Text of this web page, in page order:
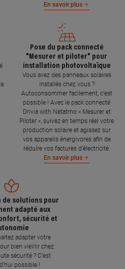
En savoir plus
Pose du pack connecté
"Mesurer et piloter" pour
installation photovoltaïque
Vous avez des panneaux solaires
installés chez vous ?
Autoconsommer facilement, c’est
possible ! Avec le pack connecté
Drivia with Netatmo « Mesurer et
Piloter », suivez en temps réel votre
production solaire et agissez sur
vos appareils énergivores afin de
réduire vos factures d’électricité.
En savoir plus
de solutions pour
adapté aux
sécurité et
adapter votre
bien vieillir chez
sécurité ? C’est
possible !